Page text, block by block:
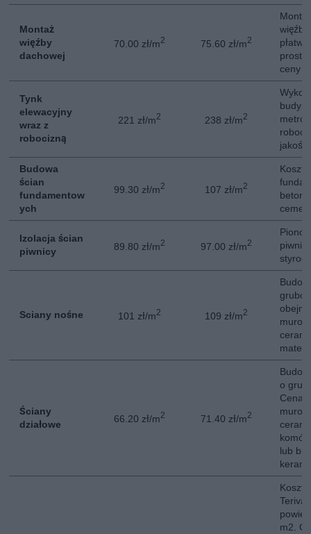
Montaż
więźby
dachowej
70.00 zł/m2 75.60 zł/m2
prosta
ceny
Tynk
elewacyjny
wraz z
robocizną
221 zł/m2 238 zł/m2
Budowa
ścian
fundamentow
ych
99.30 zł/m2 107 zł/m2
Koszt
Izolacja ścian
piwnicy
89.80 zł/m2 97.00 zł/m2
Sciany nośne 101 zł/m2 109 zł/m2
Ściany
działowe
66.20 zł/m2 71.40 zł/m2
o
Cena
lub
Koszt
Teriva
m2.